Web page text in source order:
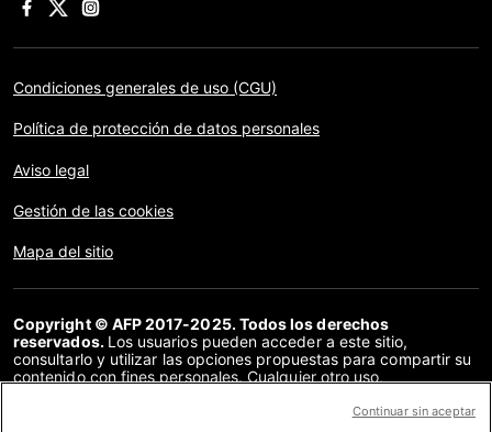
Condiciones generales de uso (CGU)
Política de protección de datos personales
Aviso legal
Gestión de las cookies
Mapa del sitio
Copyright © AFP 2017-2025. Todos los derechos
reservados. Los usuarios pueden acceder a este sitio,
consultarlo y utilizar las opciones propuestas para compartir su
contenido con fines personales. Cualquier otro uso,
distribución del contenido de este sitio, en su totalidad o en
Continuar sin aceptar